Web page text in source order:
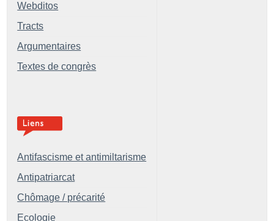
Webditos
Tracts
Argumentaires
Textes de congrès
Antifascisme et antimiltarisme
Antipatriarcat
Chômage / précarité
Ecologie